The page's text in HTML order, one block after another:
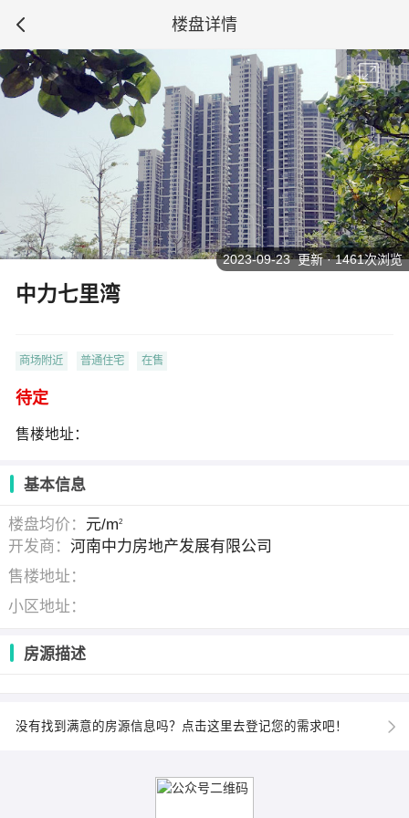
楼盘详情
中力七里湾
商场附近 普通住宅 在售
待定
售楼地址：
2023-09-23 更新 · 1461次浏览
基本信息
楼盘均价： 元/m2
开发商：河南中力房地产发展有限公司
售楼地址：
小区地址：
房源描述
没有找到满意的房源信息吗？点击这里去登记您的需求吧！